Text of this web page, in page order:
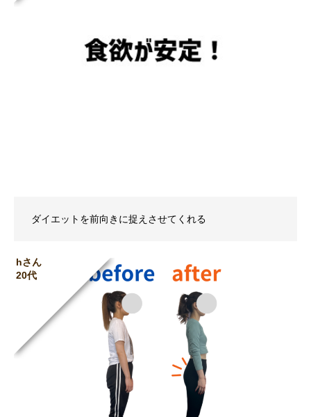
ダイエットを前向きに捉えさせてくれる
hさん
20代